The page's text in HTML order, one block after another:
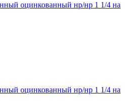
оцинкованный нр/нр 1 1/4 на
оцинкованный нр/нр 1 1/4 на